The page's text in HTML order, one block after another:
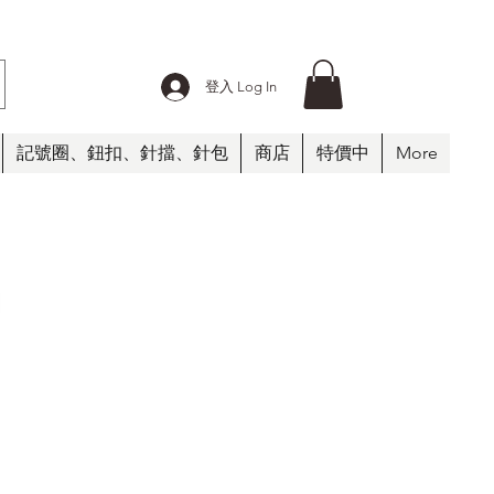
登入 Log In
記號圈、鈕扣、針擋、針包 商店 特價中 More